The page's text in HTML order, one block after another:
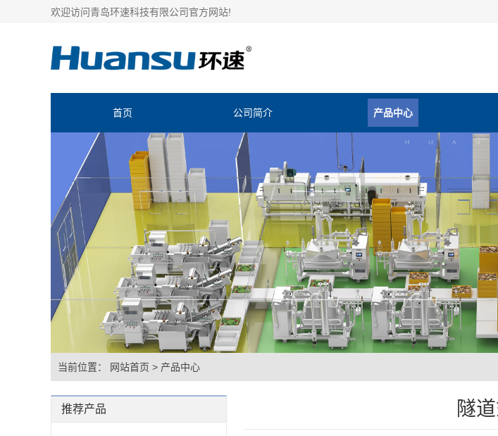
欢迎访问青岛环速科技有限公司官方网站!
首页 公司简介 产品中心
当前位置： 网站首页 > 产品中心
隧
推荐产品